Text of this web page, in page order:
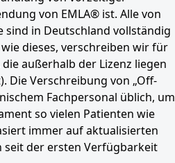
von EMLA® ist. Alle von
in Deutschland vollständig
dieses, verschreiben wir für
außerhalb der Lizenz liegen
Die Verschreibung von „Off-
Fachpersonal üblich, um
so vielen Patienten wie
immer auf aktualisierten
der ersten Verfügbarkeit